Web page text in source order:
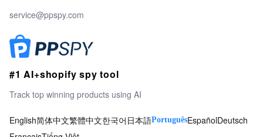
service@ppspy.com
#1 AI+shopify spy tool
Track top winning products using AI
English简体中文繁體中文한국어 日本語PortuguêsEspañolDeutsch